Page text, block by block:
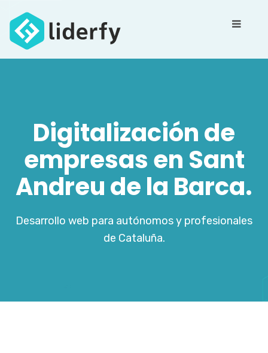
Digitalización de
empresas en Sant
Andreu de la Barca.
Desarrollo web para autónomos y profesionales
de Cataluña.